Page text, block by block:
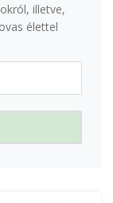
illetve,
élettel